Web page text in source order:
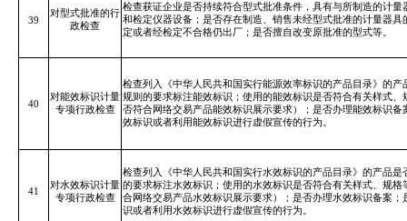
39
对型式批准的行
政检查
检查获证企业是否持续符合型式批准条件，具有与所制造的计量
和检定仪器设备；是否存在制造、销售未经型式批准的计量器具
定或者经检定不合格仍出厂；是否擅自改变原批准的型式等。
40
对能效标识计量
专项行政检查
检查列入《中华人民共和国实行能源效率标识的产品目录》的产
规则的要求标注能效标识；使用的能效标识是否符合有关样式、
否符合网络交易产品能效标识展示要求）；是否办理能效标识备
效标识或者利用能效标识进行虚假宣传的行为。
41
对水效标识计量
专项行政检查
检查列入《中华人民共和国实行水效标识的产品目录》的产品是
的要求标注水效标识；使用的水效标识是否符合有关样式、规格
合网络交易产品水效标识展示要求）；是否办理水效标识备案；
识或者利用水效标识进行虚假宣传的行为。